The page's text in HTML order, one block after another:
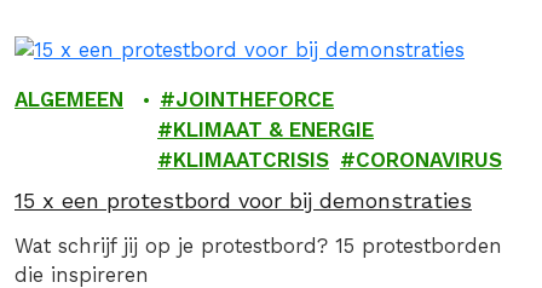
ALGEMEEN
JOINTHEFORCE
KLIMAAT & ENERGIE
KLIMAATCRISIS
CORONAVIRUS
15 x een protestbord voor bij demonstraties
Wat schrijf jij op je protestbord? 15 protestborden
die inspireren